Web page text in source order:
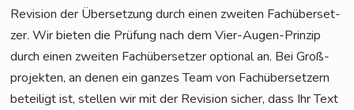
Revi­si­on der Über­set­zung durch einen zwei­ten Fach­über­set­
zer. Wir bie­ten die Prü­fung nach dem Vier-Augen-Prin­zip
durch einen zwei­ten Fach­über­set­zer optio­nal an. Bei Groß­
pro­jek­ten, an denen ein gan­zes Team von Fach­über­set­zern
betei­ligt ist, stel­len wir mit der Revi­si­on sicher, dass Ihr Text